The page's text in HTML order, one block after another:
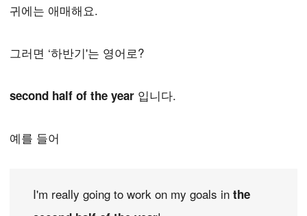
귀에는 애매해요.
그러면 ‘하반기'는 영어로?
second half of the year 입니다.
예를 들어
I'm really going to work on my goals in the